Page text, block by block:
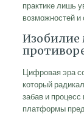
практике лишь
возможностей и
Изобилие
Цифровая эра
который
забав и
платформы